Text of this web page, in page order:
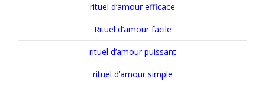
rituel d’amour efficace
Rituel d’amour facile
rituel d’amour puissant
rituel d’amour simple